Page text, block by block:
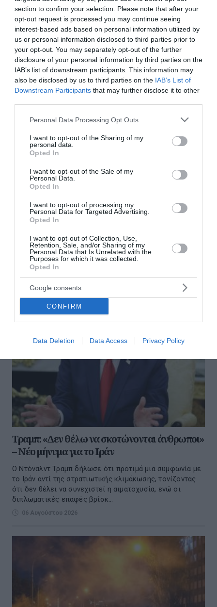
section to confirm your selection. Please note that after your
opt-out request is processed you may continue seeing
interest-based ads based on personal information utilized by
us or personal information disclosed to third parties prior to
your opt-out. You may separately opt-out of the further
disclosure of your personal information by third parties on the
IAB’s list of downstream participants. This information may
also be disclosed by us to third parties on the IAB’s List of
Downstream Participants that may further disclose it to other
Please note that this website/app uses one or more Google
not limited to your visit or usage behaviour. You may click to
grant or deny consent to Google and its third-party tags to
use your data for below specified purposes in below Google
consent section.
Personal Data Processing Opt Outs
I want to opt-out of the Sharing of my
personal data.
Opted In
I want to opt-out of the Sale of my
Personal Data.
Opted In
I want to opt-out of processing my
Personal Data for Targeted Advertising.
Opted In
I want to opt-out of Collection, Use,
Retention, Sale, and/or Sharing of my
Personal Data that Is Unrelated with the
Purposes for which it was collected.
Opted In
Google consents
CONFIRM
Data Deletion Data Access Privacy Policy
διαβάστε ακόμη
Ινδία: 12 τραυματίες από σφοδρές αναταράξεις
σε πτήση της Air India – Επιβάτες χτύπησαν
στην οροφή του αεροσκάφους
Στιγμές τρόμου έζησαν οι επιβάτες πτήσης της Air India
το αεροσκάφος βρέθηκε αντιμέτωπο με ισχυρές
αναταράξεις, με αποτέλεσμα να...
05 Αυγούστου 2026
Τραμπ: «Δεν θέλω να σκοτώνονται άνθρωποι»
– Νέο μήνυμα για το Ιράν
Ο Ντόναλντ Τραμπ δήλωσε ότι προτιμά μια συμφωνία με
το Ιράν αντί της στρατιωτικής κλιμάκωσης, τονίζοντας
ότι δεν θέλει να συνεχιστεί η αιματοχυσία, ενώ οι
διπλωματικές επαφές βρίσκ...
06 Αυγούστου 2026